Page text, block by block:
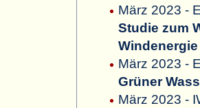
März 2023 -
Studie zum
März 2023 -
Grüner
März 2023 -